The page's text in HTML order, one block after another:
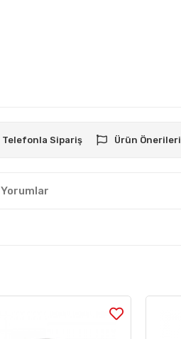
Telefonla Sipariş Ürün Önerileri
Yorumlar